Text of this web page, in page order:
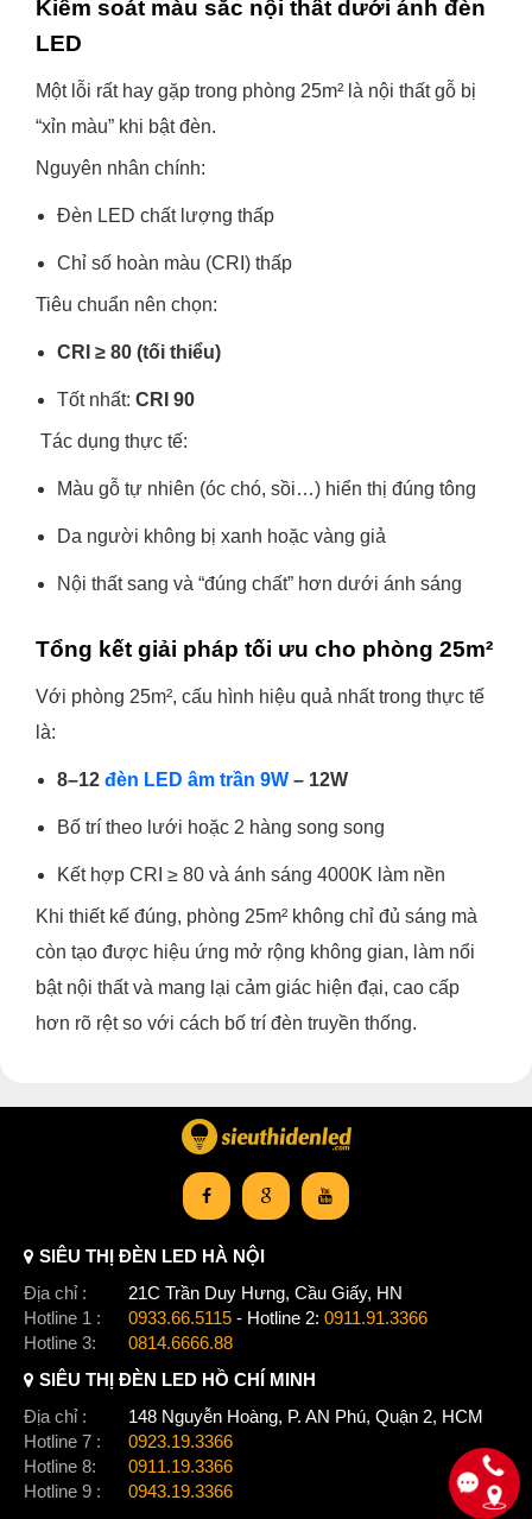
Kiểm soát màu sắc nội thất dưới ánh đèn
LED
Một lỗi rất hay gặp trong phòng 25m² là nội thất gỗ bị
“xỉn màu” khi bật đèn.
Nguyên nhân chính:
Đèn LED chất lượng thấp
Chỉ số hoàn màu (CRI) thấp
Tiêu chuẩn nên chọn:
CRI ≥ 80 (tối thiểu)
Tốt nhất: CRI 90
Tác dụng thực tế:
Màu gỗ tự nhiên (óc chó, sồi…) hiển thị đúng tông
Da người không bị xanh hoặc vàng giả
Nội thất sang và “đúng chất” hơn dưới ánh sáng
Tổng kết giải pháp tối ưu cho phòng 25m²
Với phòng 25m², cấu hình hiệu quả nhất trong thực tế
là:
8–12 đèn LED âm trần 9W – 12W
Bố trí theo lưới hoặc 2 hàng song song
Kết hợp CRI ≥ 80 và ánh sáng 4000K làm nền
Khi thiết kế đúng, phòng 25m² không chỉ đủ sáng mà
còn tạo được hiệu ứng mở rộng không gian, làm nổi
bật nội thất và mang lại cảm giác hiện đại, cao cấp
hơn rõ rệt so với cách bố trí đèn truyền thống.
SIÊU THỊ ĐÈN LED HÀ NỘI
Địa chỉ :
21C Trần Duy Hưng, Cầu Giấy, HN
Hotline 1 :
0933.66.5115 - Hotline 2: 0911.91.3366
Hotline 3:
0814.6666.88
SIÊU THỊ ĐÈN LED HỒ CHÍ MINH
Địa chỉ :
148 Nguyễn Hoàng, P. AN Phú, Quận 2, HCM
Hotline 7 :
0923.19.3366
Hotline 8:
0911.19.3366
Hotline 9 :
0943.19.3366